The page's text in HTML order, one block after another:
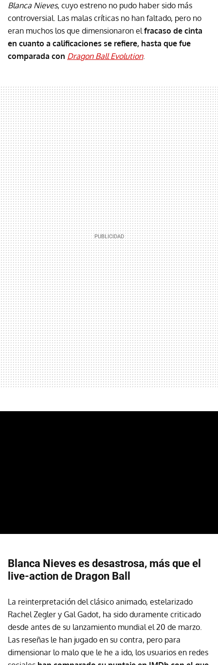
Blanca Nieves, cuyo estreno no pudo haber sido más
controversial. Las malas críticas no han faltado, pero no
eran muchos los que dimensionaron elfracaso de cinta
en cuanto a calificaciones se refiere, hasta que fue
comparada con Dragon Ball Evolution.
Blanca Nieves es desastrosa, más que el
live-action de Dragon Ball
La reinterpretación del clásico animado, estelarizado
Rachel Zegler y Gal Gadot, ha sido duramente criticado
desde antes de su lanzamiento mundial el 20 de marzo.
Las reseñas le han jugado en su contra, pero para
dimensionar lo malo que le he a ido, los usuarios en redes